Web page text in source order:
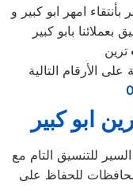
امهر ابو كبير و
ترين
ابو كبير
للتنسيق التام مع
للحفاظ على